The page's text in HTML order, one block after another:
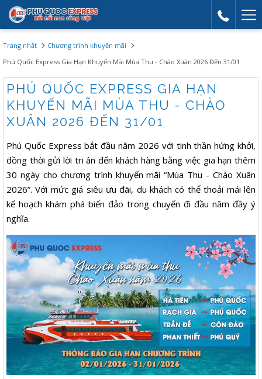
Trang nhất
Chương trình khuyến mãi
Phú Quốc Express Gia Hạn Khuyến Mãi Mùa Thu - Chào Xuân 2026 Đến 31/01
PHÚ QUỐC EXPRESS GIA HẠN
KHUYẾN MÃI MÙA THU - CHÀO
XUÂN 2026 ĐẾN 31/01
Phú Quốc Express bắt đầu năm 2026 với tinh thần hứng khởi,
đồng thời gửi lời tri ân đến khách hàng bằng việc gia hạn thêm
30 ngày cho chương trình khuyến mãi “Mùa Thu - Chào Xuân
2026”. Với mức giá siêu ưu đãi, du khách có thể thoải mái lên
kế hoạch khám phá biển đảo trong chuyến đi đầu năm đầy ý
nghĩa.